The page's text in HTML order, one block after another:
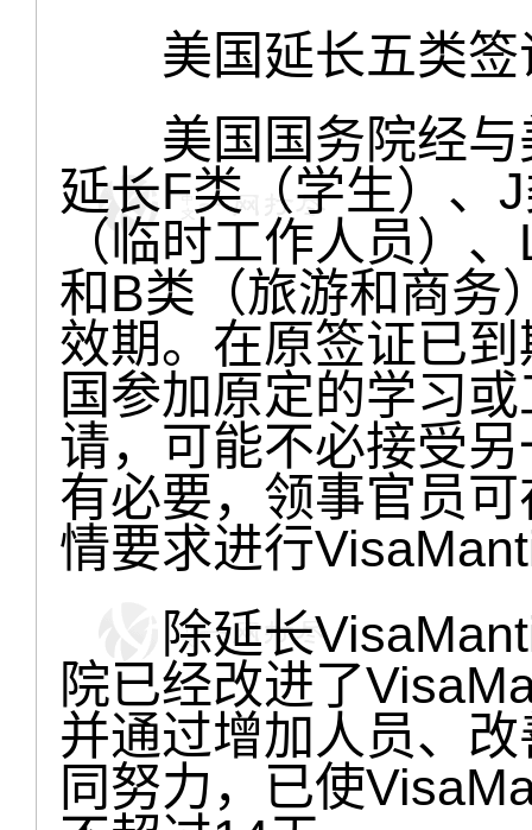
美国延长五类签
美国国务院经与
延长F类（学生）、
（临时工作人员）
和B类（旅游和商务
效期。在原签证已
国参加原定的学习
请，可能不必接受
有必要，领事官员
情要求进行
除延长
院已经改进了
并通过增加人员、
同努力，已使